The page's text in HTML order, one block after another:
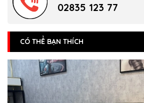
02835 123 77
CÓ THỂ BẠN THÍCH